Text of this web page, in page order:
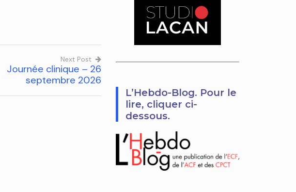
Next Post
Journée clinique – 26
septembre 2026
L’Hebdo-Blog. Pour le
lire, cliquer ci-
dessous.